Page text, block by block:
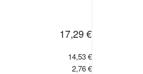
17,29 €
14,53 €
2,76 €